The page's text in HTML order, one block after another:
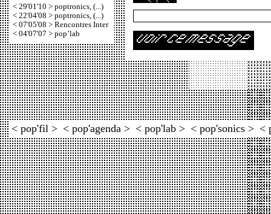
< 29'01'10 > poptronics, (...)
< 22'04'08 > poptronics, (...)
< 07'05'08 > Rencontres Inter
< 04'07'07 > pop’lab
< pop'fil > < pop'agenda > < pop'lab > < pop'sonics > <